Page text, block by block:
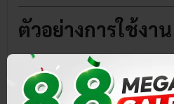
ตัวอย่างการใช้ง